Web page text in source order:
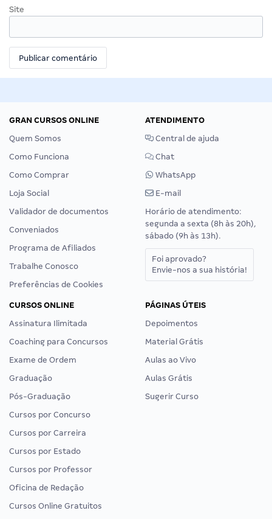
Site
GRAN CURSOS ONLINE
Quem Somos
Como Funciona
Como Comprar
Loja Social
Validador de documentos
Conveniados
Programa de Afiliados
Trabalhe Conosco
Preferências de Cookies
ATENDIMENTO
Central de ajuda
Chat
WhatsApp
E-mail
Horário de atendimento:
segunda a sexta (8h às 20h),
sábado (9h às 13h).
Foi aprovado?
Envie-nos a sua história!
CURSOS ONLINE
Assinatura Ilimitada
Coaching para Concursos
Exame de Ordem
Graduação
Pós-Graduação
Cursos por Concurso
Cursos por Carreira
Cursos por Estado
Cursos por Professor
Oficina de Redação
Cursos Online Gratuitos
PÁGINAS ÚTEIS
Depoimentos
Material Grátis
Aulas ao Vivo
Aulas Grátis
Sugerir Curso